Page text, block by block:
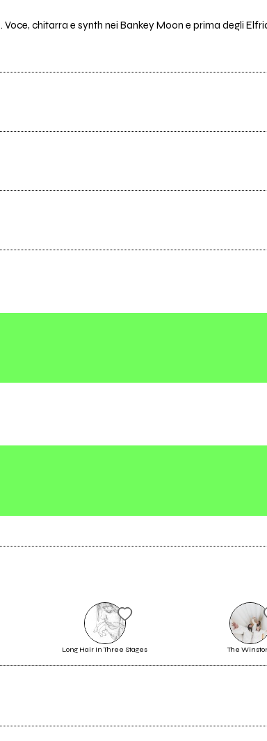
chitarra e synth nei Bankey Moon e prima degli
Video première: Howie B remixa
“Forse è culturale”, il nuovo
singolo di Serena Abrami
Long Hair In Three Stages The